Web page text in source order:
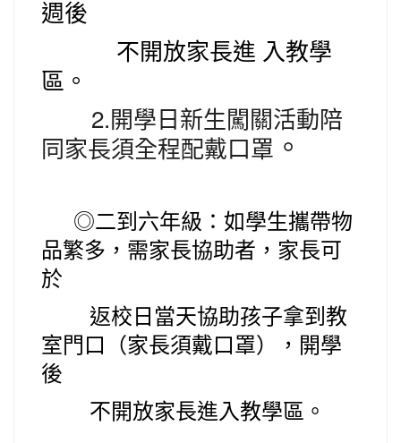
週後
不開放家長進 入教學
區 。
2.開學日新生闖關活動陪
同家長須全程配戴口罩 。
◎二到六年級：如學生攜帶物
品繁多，需家長協助者， 家長可
於
返校日 當天協助孩子拿到教
室門口（家長須戴口罩），開學
後
不開放家長進入教學區。